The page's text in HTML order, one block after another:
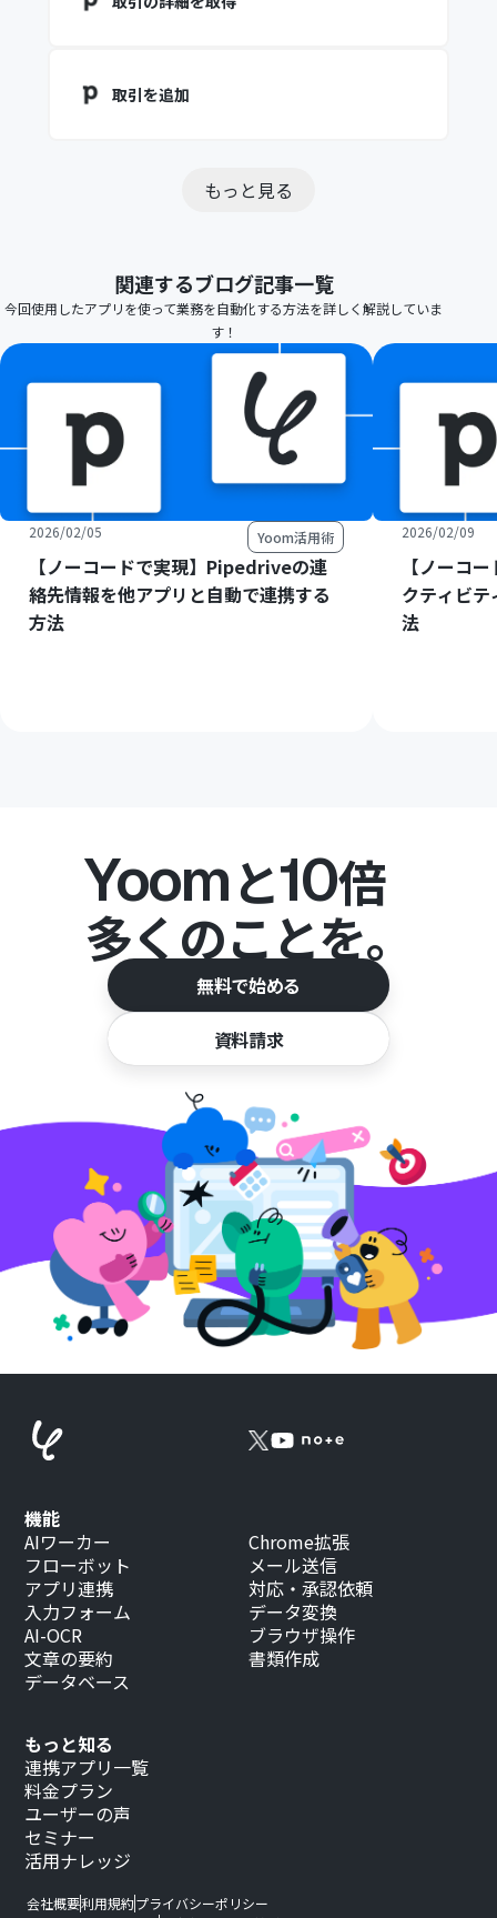
取引を追加
もっと見る
関連するブログ記事一覧
今回使用したアプリを使って業務を自動化する方法を詳しく解説していま
す！
2026/02/05 Yoom活用術
【ノーコードで実現】Pipedriveの連
絡先情報を他アプリと自動で連携する
方法
2026/02/09
【ノーコ
クティビ
法
Yoomと10倍
多くのことを。
無料で始める
資料請求
もっと知る
連携アプリ一覧
料金プラン
ユーザーの声
セミナー
活用ナレッジ
機能
AIワーカー
フローボット
アプリ連携
入力フォーム
AI-OCR
文章の要約
データベース
Chrome拡張
メール送信
対応・承認依頼
データ変換
ブラウザ操作
書類作成
会社概要利用規約プライバシーポリシー